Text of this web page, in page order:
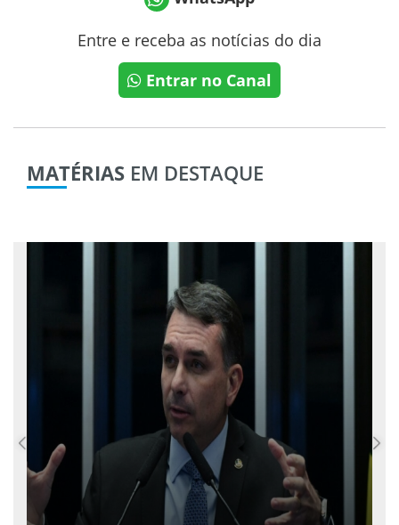
Entre e receba as notícias do dia
Entrar no Canal
MATÉRIAS EM DESTAQUE